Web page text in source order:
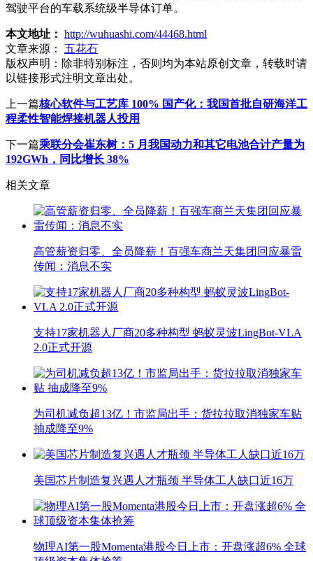
驾驶平台的车载系统级半导体订单。
本文地址： http://wuhuashi.com/44468.html
文章来源：
五花石
版权声明： 除非特别标注，否则均为本站原创文章，转载时请
以链接形式注明文章出处。
上一篇核心软件与工艺库 100% 国产化：我国首批自研海洋工
程柔性智能焊接机器人投用
下一篇乘联分会崔东树：5 月我国动力和其它电池合计产量为
192GWh，同比增长 38%
相关文章
高管薪资归零、全员降薪！百强车商兰天集团回应暴雷
传闻：消息不实
支持17家机器人厂商20多种构型 蚂蚁灵波LingBot-VLA
2.0正式开源
为司机减负超13亿！市监局出手：货拉拉取消独家车贴
抽成降至9%
美国芯片制造复兴遇人才瓶颈 半导体工人缺口近16万
物理AI第一股Momenta港股今日上市：开盘涨超6% 全球